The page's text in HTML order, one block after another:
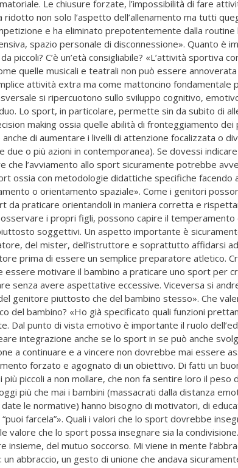
Le chiusure forzate, l’impossibilità di fare
ridotto non solo l’aspetto dell’allenamento ma tutti
e ha eliminato prepotentemente dalla routine
spazio personale di disconnessione». Quanto è
piccoli? C’è un’età consigliabile? «L’attività sportiva
quelle musicali e teatrali non può essere
attività extra ma come mattoncino fondamentale
si ripercuotono sullo sviluppo cognitivo,
Lo sport, in particolare, permette sin da subito di
making ossia quelle abilità di fronteggiamento
di aumentare i livelli di attenzione focalizzata o
due o più azioni in contemporanea). Se dovessi indicare
che l’avviamento allo sport sicuramente potrebbe
ossia con metodologie didattiche specifiche facendo
o orientamento spaziale». Come i genitori
da praticare orientandoli in maniera corretta e
i propri figli, possono capire il temperamento
soggettivi. Un aspetto importante è
del mister, dell’istruttore e soprattutto affidarsi
prima di essere un semplice preparatore atletico.
essere motivare il bambino a praticare uno sport per
senza avere aspettative eccessive. Viceversa si
genitore piuttosto che del bambino stesso». Che
del bambino? «Ho già specificato quali funzioni
Dal punto di vista emotivo è importante il ruolo
integrazione anche se lo sport in se può anche
a continuare e a vincere non dovrebbe mai essere
forzato e agognato di un obiettivo. Di fatti un
più piccoli a non mollare, che non fa sentire loro il
più che mai i bambini (massacrati dalla distanza
le normative) hanno bisogno di motivatori, di
“puoi farcela”». Quali i valori che lo sport dovrebbe
valore che lo sport possa insegnare sia la
insieme, del mutuo soccorso. Mi viene in mente
un abbraccio, un gesto di unione che andava